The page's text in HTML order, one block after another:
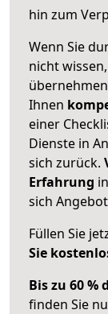
hin zum
Wenn Sie
nicht
Ihnen
einer
Dienste in
sich zurück.
Erfahrung
sich
Füllen Sie
Sie
Bis zu 60 %
finden Sie